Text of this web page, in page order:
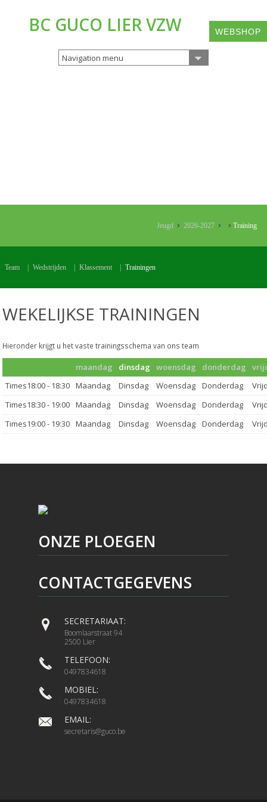
WEBSHOP
BC GUCO LIER VZW
Navigation menu
Jeugd 2026-2027 Training
Team Wedstrijden Klassement Trainingen
WEKELIJKSE TRAININGEN
Hieronder krijgt u het vaste trainingsschema van ons team
maandag dinsdag woensdag donderdag
18:00 - 18:30
18:30 - 19:00
19:00 - 19:30
ONZE PLOEGEN
CONTACTGEGEVENS
SECRETARIAAT:
Boomlaarstraat 94
2500 Lier
TELEFOON:
0497834618
MOBIEL:
0497834618
EMAIL:
secretaris@guco.be